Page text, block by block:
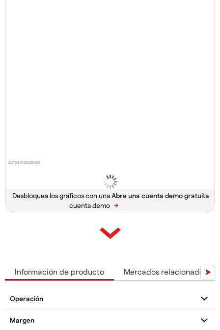
Datos indicativos
Desbloquea los gráficos con una
cuenta demo
Información de producto Mercados relacionados